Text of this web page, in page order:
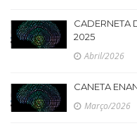
CADERNETA
2025
Abril/2026
CANETA
Março/2026